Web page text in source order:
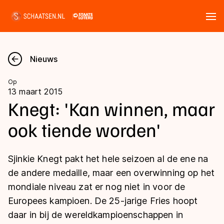
Nieuws
Kalender
Disciplines
Langebaan
Shorttrack
Inlineskaten
Uitslagen
Langebaan
Shorttrack
Marathon
Tijden & historie
Ranglijsten Langebaan
Nieuws
Op
13 maart 2015
Knegt: 'Kan winnen, maar
ook tiende worden'
Sjinkie Knegt pakt het hele seizoen al de ene na
de andere medaille, maar een overwinning op het
mondiale niveau zat er nog niet in voor de
Europees kampioen. De 25-jarige Fries hoopt
daar in bij de wereldkampioenschappen in